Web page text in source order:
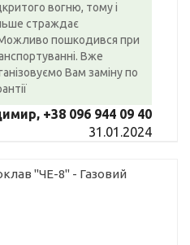
вогню, тому і
страждає
пошкодився при
Вже
Вам заміну по
+38 096 944 09 40
31.01.2024
"ЧЕ-8" - Газовий